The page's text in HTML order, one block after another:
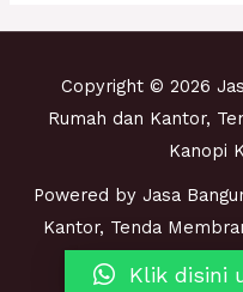
Copyright © 2026
Rumah dan Kantor,
Kanopi
Powered by Jasa
Kantor, Tenda
Klik disini